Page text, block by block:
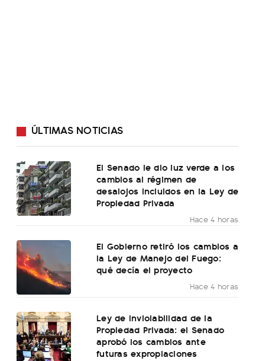
ÚLTIMAS NOTICIAS
El Senado le dio luz verde a los
cambios al régimen de
desalojos incluidos en la Ley de
Propiedad Privada
Hace 4 horas
El Gobierno retiró los cambios a
la Ley de Manejo del Fuego:
qué decía el proyecto
Hace 4 horas
Ley de Inviolabilidad de la
Propiedad Privada: el Senado
aprobó los cambios ante
futuras expropiaciones